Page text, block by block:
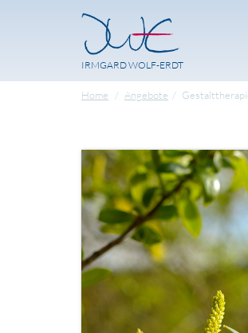
IRMGARD WOLF-ERDT
Home Angebote